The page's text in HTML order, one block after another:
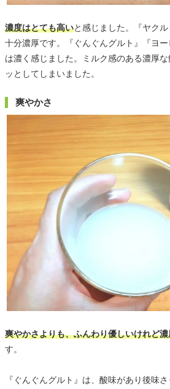
濃度はとても高いと感じました。『ヤクル
十分濃厚です。『ぐんぐんグルト』『ヨ
は濃く感じました。ミルク感のある濃厚
ッとしてしまいました。
爽やかさ
爽やかさよりも、ふんわり優しいけれど濃
す。
『ぐんぐんグルト』は、酸味があり後味